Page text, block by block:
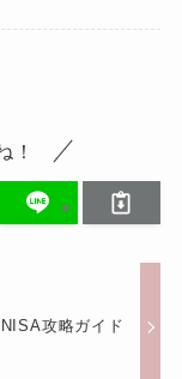
！
攻略ガイド